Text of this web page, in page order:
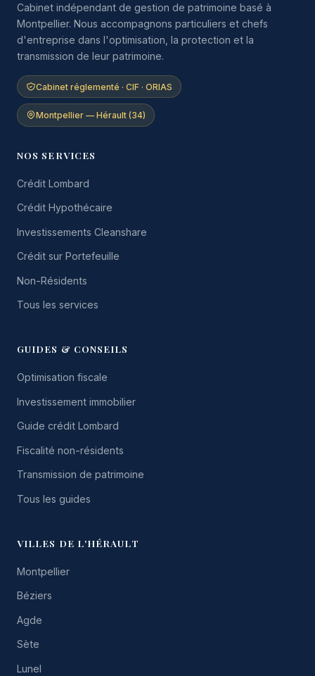
Cabinet indépendant de gestion de patrimoine basé à
Montpellier. Nous accompagnons particuliers et chefs
d'entreprise dans l'optimisation, la protection et la
transmission de leur patrimoine.
Cabinet réglementé · CIF · ORIAS
Montpellier — Hérault (34)
NOS SERVICES
Crédit Lombard
Crédit Hypothécaire
Investissements Cleanshare
Crédit sur Portefeuille
Non-Résidents
Tous les services
GUIDES & CONSEILS
Optimisation fiscale
Investissement immobilier
Guide crédit Lombard
Fiscalité non-résidents
Transmission de patrimoine
Tous les guides
VILLES DE L'HÉRAULT
Montpellier
Béziers
Agde
Sète
Lunel